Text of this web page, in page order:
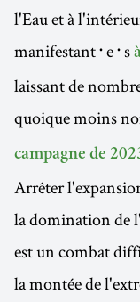
l'Eau et à
manifestant᛫e᛫s
laissant de
quoique moins
campagne de
Arrêter
la domination de
est un combat
la montée de